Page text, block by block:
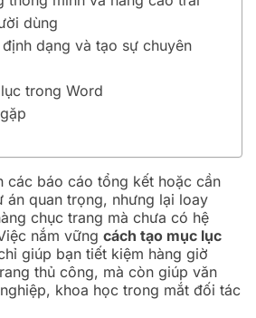
dùng
định dạng và tạo sự chuyên
trong Word
các báo cáo tổng kết hoặc cần
án quan trọng, nhưng lại loay
chục trang mà chưa có hệ
nắm vững cách tạo mục lục
giúp bạn tiết kiệm hàng giờ
thủ công, mà còn giúp văn
khoa học trong mắt đối tác